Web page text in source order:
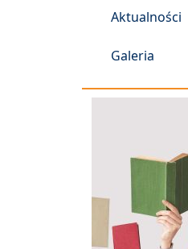
Aktualności
Galeria